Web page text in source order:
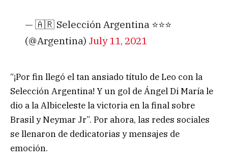
— 🇦🇷 Selección Argentina ⭐⭐⭐
(@Argentina) July 11, 2021
“¡Por fin llegó el tan ansiado título de Leo con la
Selección Argentina! Y un gol de Ángel Di María le
dio a la Albiceleste la victoria en la final sobre
Brasil y Neymar Jr”. Por ahora, las redes sociales
se llenaron de dedicatorias y mensajes de
emoción.